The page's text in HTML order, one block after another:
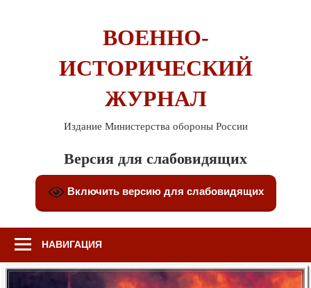
ВОЕННО-
ИСТОРИЧЕСКИЙ
ЖУРНАЛ
Издание Министерства обороны России
Версия для слабовидящих
Включить версию для слабовидящих
НАВИГАЦИЯ